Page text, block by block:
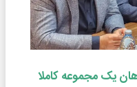
یک مجموعه کاملا